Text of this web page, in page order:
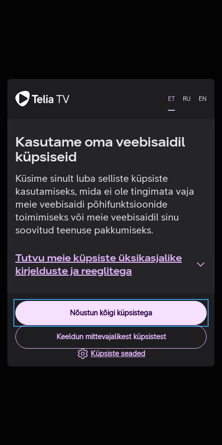
ET RU EN
Kasutame oma veebisaidil
küpsiseid
Küsime sinult luba selliste küpsiste
kasutamiseks, mida ei ole tingimata vaja
meie veebisaidi põhifunktsioonide
toimimiseks või meie veebisaidil sinu
soovitud teenuse pakkumiseks.
Tutvu meie küpsiste üksikasjalike
kirjelduste ja reeglitega
Nõustun kõigi küpsistega
Keeldun mittevajalikest küpsistest
Küpsiste seaded
Tehniline viga